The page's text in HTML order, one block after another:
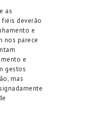
as
fiéis deverão
e
nos parece
e
gestos
mas